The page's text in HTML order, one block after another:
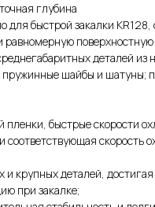
глубина
для быстрой закалки
равномерную
деталей
шайбы и шатуны;
пленки, быстрые скорости
соответствующая скорость
и крупных деталей,
при закалке;